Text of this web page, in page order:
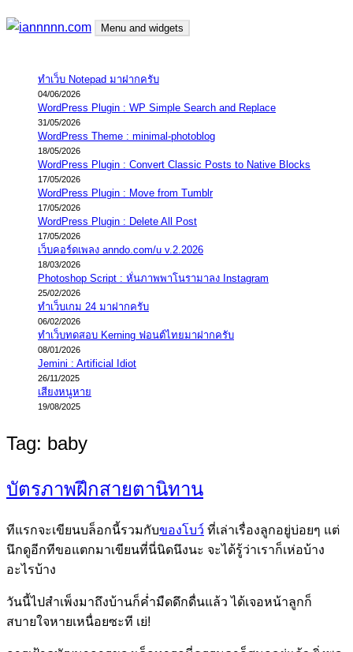
Skip
Menu and widgets
ทำเว็บ Notepad มาฝากครับ
04/06/2026
WordPress Plugin : WP Simple Search and Replace
31/05/2026
WordPress Theme : minimal-photoblog
18/05/2026
WordPress Plugin : Convert Classic Posts to Native Blocks
17/05/2026
WordPress Plugin : Move from Tumblr
17/05/2026
WordPress Plugin : Delete All Post
17/05/2026
เว็บคอร์ดเพลง anndo.com/u v.2.2026
18/03/2026
Photoshop Script : หั่นภาพพาโนรามาลง Instagram
25/02/2026
ทำเว็บเกม 24 มาฝากครับ
06/02/2026
ทำเว็บทดสอบ Kerning ฟอนต์ไทยมาฝากครับ
08/01/2026
Jemini : Artificial Idiot
26/11/2025
เสียงหนูหาย
19/08/2025
Tag: baby
บัตรภาพฝึกสายตานิทาน
ทีแรกจะเขียนบล็อกนี้รวมกับของโบว์ ที่เล่าเรื่องลูกอยู่บ่อยๆ แต่
นึกดูอีกทีขอแตกมาเขียนที่นี่นิดนึงนะ จะได้รู้ว่าเราก็เห่อบ้าง
อะไรบ้าง
วันนี้ไปสำเพ็งมาถึงบ้านก็ค่ำมืดดึกดื่นแล้ว ได้เจอหน้าลูกก็
สบายใจหายเหนื่อยซะที เย่!